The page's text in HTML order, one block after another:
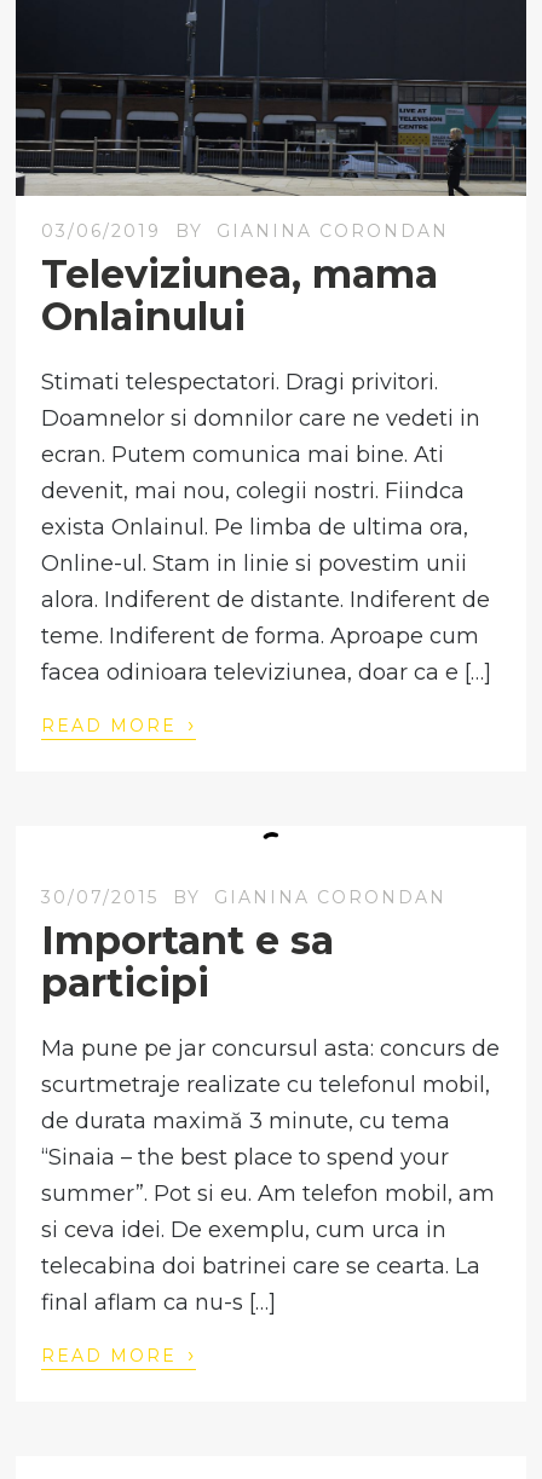
03/06/2019 BY GIANINA CORONDAN
Televiziunea, mama
Onlainului
Stimati telespectatori. Dragi privitori.
Doamnelor si domnilor care ne vedeti in
ecran. Putem comunica mai bine. Ati
devenit, mai nou, colegii nostri. Fiindca
exista Onlainul. Pe limba de ultima ora,
Online-ul. Stam in linie si povestim unii
alora. Indiferent de distante. Indiferent de
teme. Indiferent de forma. Aproape cum
facea odinioara televiziunea, doar ca e […]
READ MORE ›
30/07/2015 BY GIANINA CORONDAN
Important e sa
participi
Ma pune pe jar concursul asta: concurs de
scurtmetraje realizate cu telefonul mobil,
de durata maximă 3 minute, cu tema
“Sinaia – the best place to spend your
summer”. Pot si eu. Am telefon mobil, am
si ceva idei. De exemplu, cum urca in
telecabina doi batrinei care se cearta. La
final aflam ca nu-s […]
READ MORE ›